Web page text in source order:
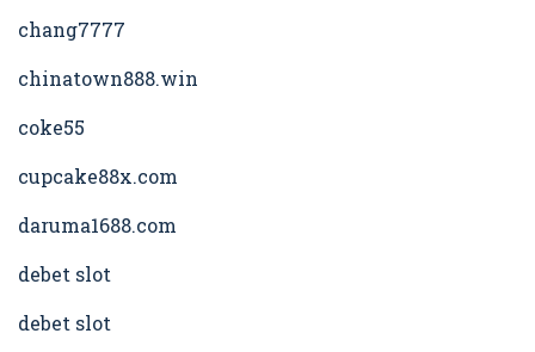
chang7777
chinatown888.win
coke55
cupcake88x.com
daruma1688.com
debet slot
debet slot